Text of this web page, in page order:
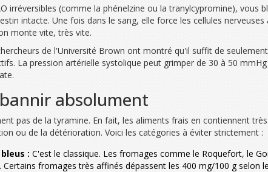
irréversibles (comme la phénelzine ou la tranylcypromine),
intacte. Une fois dans le sang, elle force les cellules
monte vite, très vite.
de l'Université Brown ont montré qu'il suffit de
La pression artérielle systolique peut grimper de 30 à 50
absolument
pas de la tyramine. En fait, les aliments frais en contiennent
ou de la détérioration. Voici les catégories à éviter strictement :
: C'est le classique. Les fromages comme le Roquefort, le
fromages très affinés dépassent les 400 mg/100 g selon